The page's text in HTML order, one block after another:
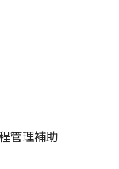
管理補助